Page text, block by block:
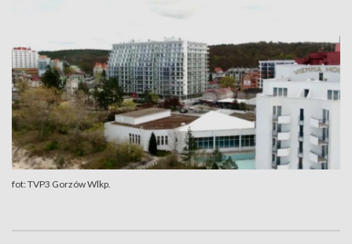
fot: TVP3 Gorzów Wlkp.